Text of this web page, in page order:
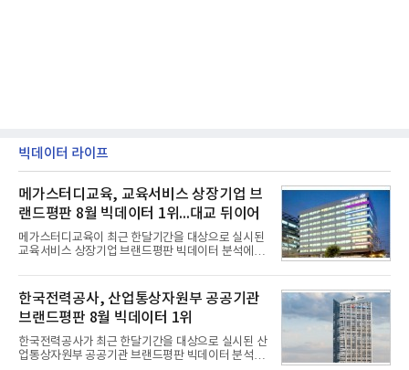
빅데이터 라이프
메가스터디교육, 교육서비스 상장기업 브
랜드평판 8월 빅데이터 1위...대교 뒤이어
메가스터디교육이 최근 한달기간을 대상으로 실시된
교육서비스 상장기업 브랜드평판 빅데이터 분석에서
일 한국기업평판연구소(소장 구창환)는 국내 교육서
비스 상장기업 브랜드를 대상으로 지난 7월 7일부터
8월 7일까지 수집된 소비자 빅데이터 10,074,233건
을 분석한 결과, 메가스터디교육이 브랜드평판지수
1,710,926을 기록하며 8월 1위에 올랐다고 밝혔다.
분석에 활용된 빅데이터는 지난 7월(9,491,206건) 대
비 6.14% 증가한 수치로, 교육서비스 상장기업 브랜
한국전력공사, 산업통상자원부 공공기관
브랜드평판 8월 빅데이터 1위
한국전력공사가 최근 한달기간을 대상으로 실시된 산
업통상자원부 공공기관 브랜드평판 빅데이터 분석에